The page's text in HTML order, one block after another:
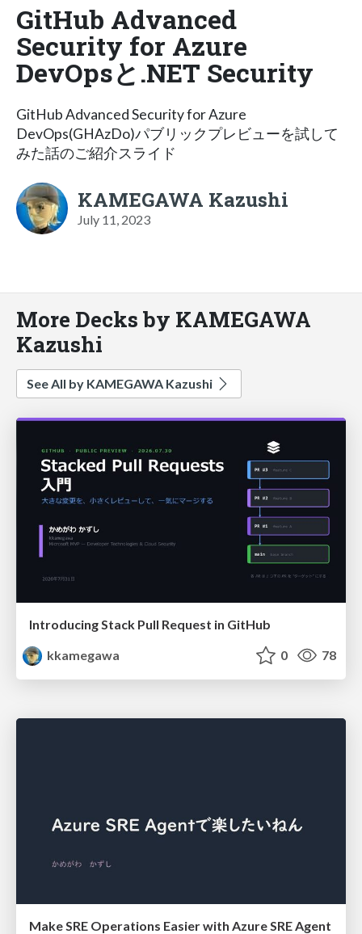
GitHub Advanced
Security for Azure
DevOpsと.NET Security
GitHub Advanced Security for Azure
DevOps(GHAzDo)パブリックプレビューを試して
みた話のご紹介スライド
KAMEGAWA Kazushi
July 11, 2023
More Decks by KAMEGAWA
Kazushi
See All by KAMEGAWA Kazushi
Introducing Stack Pull Request in GitHub
kkamegawa
0 78
Make SRE Operations Easier with Azure SRE Agent